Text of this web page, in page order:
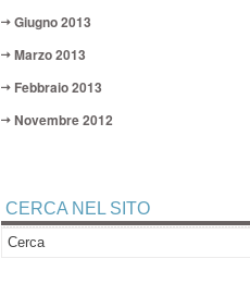
Giugno 2013
Marzo 2013
Febbraio 2013
Novembre 2012
CERCA NEL SITO